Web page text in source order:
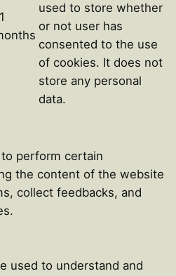
used to store whether
or not user has
consented to the use
of cookies. It does not
store any personal
data.
perform certain
the content of the website
collect feedbacks, and
used to understand and